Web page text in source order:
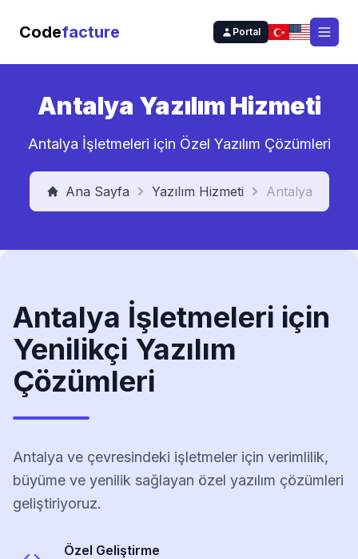
Codefacture Portal
Antalya Yazılım Hizmeti
Antalya İşletmeleri için Özel Yazılım Çözümleri
Ana Sayfa Yazılım Hizmeti Antalya
Antalya İşletmeleri için
Yenilikçi Yazılım
Çözümleri
Antalya ve çevresindeki işletmeler için verimlilik,
büyüme ve yenilik sağlayan özel yazılım çözümleri
geliştiriyoruz.
Özel Geliştirme